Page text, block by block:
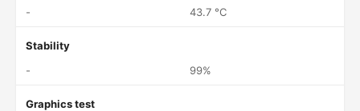
-
43.7 °C
Stability
-
99%
Graphics test